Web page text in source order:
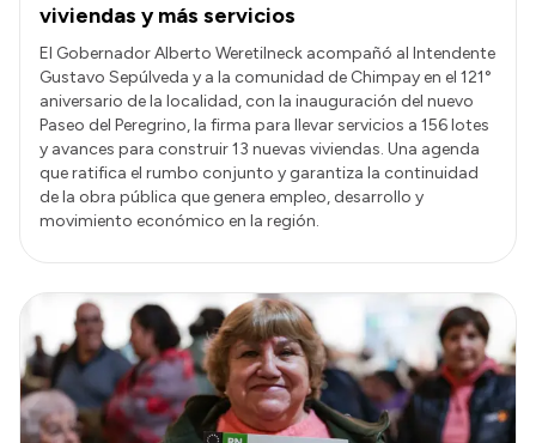
viviendas y más servicios
El Gobernador Alberto Weretilneck acompañó al Intendente
Gustavo Sepúlveda y a la comunidad de Chimpay en el 121°
aniversario de la localidad, con la inauguración del nuevo
Paseo del Peregrino, la firma para llevar servicios a 156 lotes
y avances para construir 13 nuevas viviendas. Una agenda
que ratifica el rumbo conjunto y garantiza la continuidad
de la obra pública que genera empleo, desarrollo y
movimiento económico en la región.